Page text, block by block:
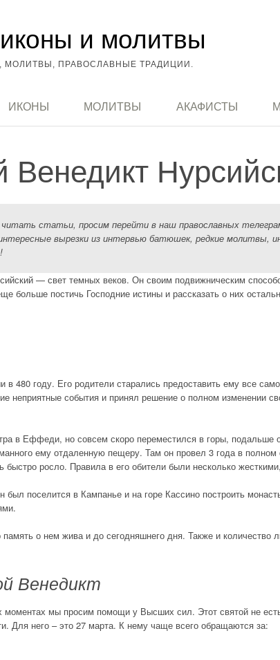
и молитвы
ПРАВОСЛАВНЫЕ ТРАДИЦИИ.
ИКОНЫ МОЛИТВЫ АКАФИСТЫ
статьи, просим перейти в наш православных
вырезки из интервью батюшек, редкие молитвы,
— свет темных веков. Он своим подвижническим
больше постичь Господние истины и рассказать о них
480 году. Его родители старались предоставить ему все
неприятные события и принял решение о полном изменении
в Еффеди, но совсем скоро переместился в горы,
ему отдаленную пещеру. Там он провел 3 года в
росло. Правила в его обители были несколько
поселится в Кампанье и на горе Кассино построить
о нем жива и до сегодняшнего дня. Также и количество
Венедикт
мы просим помощи у Высших сил. Этот святой не
Для него – это 27 марта. К нему чаще всего обращаются за: